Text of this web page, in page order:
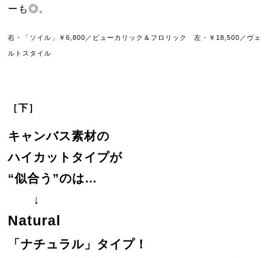
ーも◎。
右・「ソイル」￥6,800／ビューカリック＆フロリック 左・￥18,500／ヴェ
ルトスタイル
［下］
キャンバス素材の
ハイカットタイプが
“似合う”のは…
↓
Natural
「ナチュラル」タイプ！